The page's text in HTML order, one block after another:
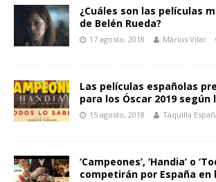
¿Cuáles son las películas
de Belén Rueda?
17 agosto, 2018 Màrius Vilar
Las películas españolas
para los Óscar 2019 según
15 agosto, 2018 Taquilla
‘Campeones’, ‘Handia’ o
competirán por España en